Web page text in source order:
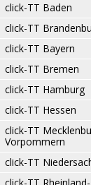
click-TT Baden
click-TT
click-TT Bayern
click-TT Bremen
click-TT Hamburg
click-TT Hessen
click-TT
Vorpommern
click-TT